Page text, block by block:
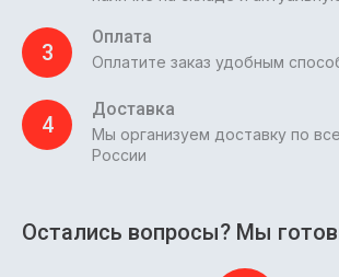
3
Оплата
Оплатите заказ удобным
4
Доставка
Мы организуем доставку по
России
Остались вопросы? Мы